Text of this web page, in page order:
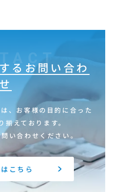
るお問い合わ
せ
、お客様の目的に合った
揃えております。
い合わせください。
こちら